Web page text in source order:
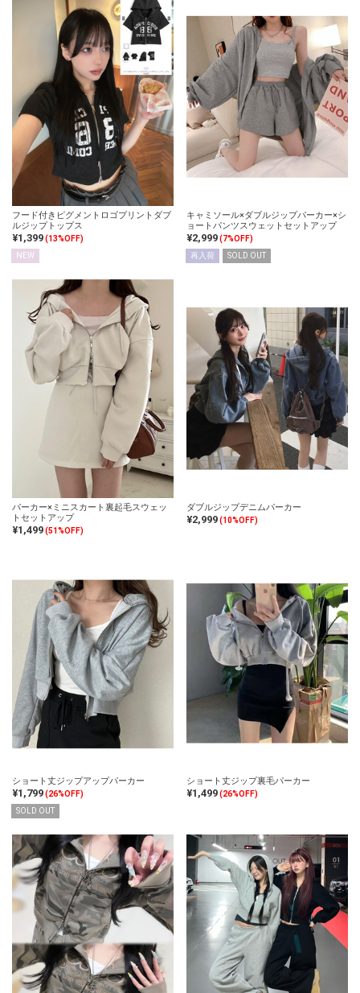
フード付きピグメントロゴプリントダブ
ルジップトップス
¥1,399(13%OFF)
NEW
キャミソール×ダブルジップパーカー×シ
ョートパンツスウェットセットアップ
¥2,999(7%OFF)
再入荷
SOLD OUT
パーカー×ミニスカート裏起毛スウェッ
トセットアップ
¥1,499(51%OFF)
ダブルジップデニムパーカー
¥2,999(10%OFF)
ショート丈ジップアップパーカー
¥1,799(26%OFF)
SOLD OUT
ショート丈ジップ裏毛パーカー
¥1,499(26%OFF)